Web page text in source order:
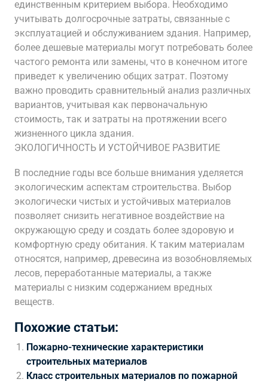
единственным критерием выбора. Необходимо
учитывать долгосрочные затраты, связанные с
эксплуатацией и обслуживанием здания. Например,
более дешевые материалы могут потребовать более
частого ремонта или замены, что в конечном итоге
приведет к увеличению общих затрат. Поэтому
важно проводить сравнительный анализ различных
вариантов, учитывая как первоначальную
стоимость, так и затраты на протяжении всего
жизненного цикла здания.
ЭКОЛОГИЧНОСТЬ И УСТОЙЧИВОЕ РАЗВИТИЕ
В последние годы все больше внимания уделяется
экологическим аспектам строительства. Выбор
экологически чистых и устойчивых материалов
позволяет снизить негативное воздействие на
окружающую среду и создать более здоровую и
комфортную среду обитания. К таким материалам
относятся, например, древесина из возобновляемых
лесов, переработанные материалы, а также
материалы с низким содержанием вредных
веществ.
Похожие статьи:
Пожарно-технические характеристики
строительных материалов
Класс строительных материалов по пожарной